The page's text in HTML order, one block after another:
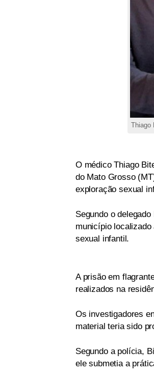
Thiago
O médico Thiago
do Mato Grosso
exploração sexual
Segundo o
município
sexual infantil.
A prisão em
realizados na
Os investigadores
material teria sido
Segundo a polícia,
ele submetia a